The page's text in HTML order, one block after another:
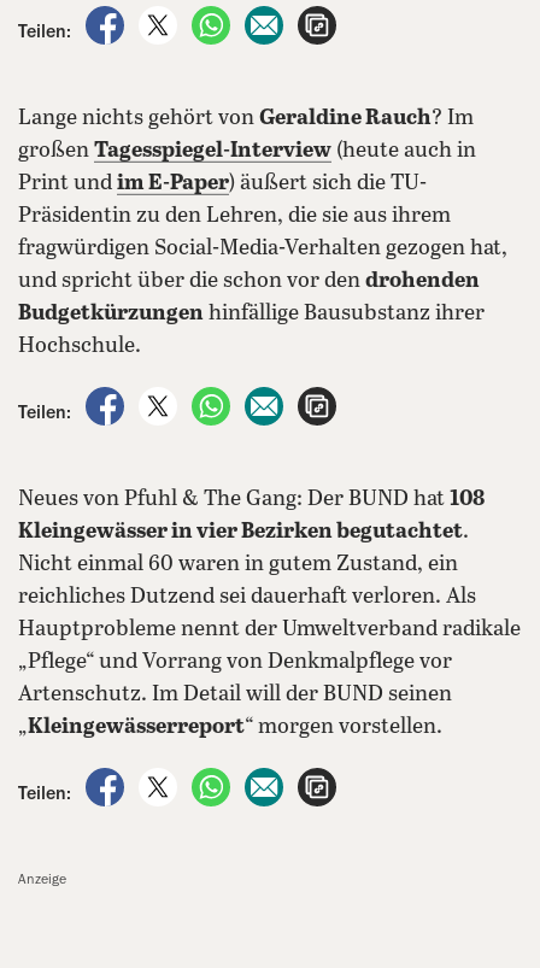
Teilen:
auf Facebook teilen
auf X teilenper WhatsApp teilen
per E-Mail teilen
Lange nichts gehört von Geraldine Rauch? Im
großen Tagesspiegel-Interview (heute auch in
Print und im E-Paper) äußert sich die TU-
Präsidentin zu den Lehren, die sie aus ihrem
fragwürdigen Social-Media-Verhalten gezogen hat,
und spricht über die schon vor den drohenden
Budgetkürzungen hinfällige Bausubstanz ihrer
Hochschule.
Teilen:
auf Facebook teilen
auf X teilenper WhatsApp teilen
per E-Mail teilen
Neues von Pfuhl & The Gang: Der BUND hat 108
Kleingewässer in vier Bezirken begutachtet.
Nicht einmal 60 waren in gutem Zustand, ein
reichliches Dutzend sei dauerhaft verloren. Als
Hauptprobleme nennt der Umweltverband radikale
„Pflege“ und Vorrang von Denkmalpflege vor
Artenschutz. Im Detail will der BUND seinen
„Kleingewässerreport“ morgen vorstellen.
Teilen:
auf Facebook teilen
auf X teilenper WhatsApp teilen
per E-Mail teilen
Anzeige